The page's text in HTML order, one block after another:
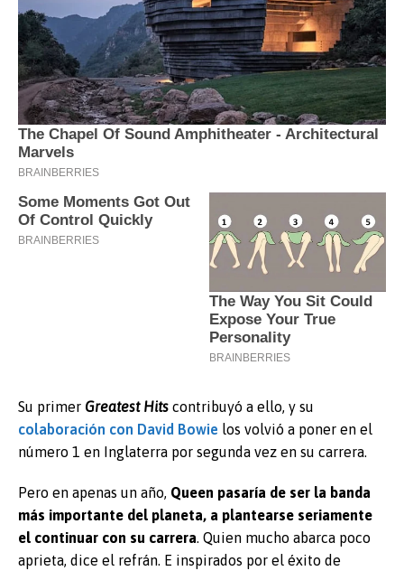
Su primer Greatest Hits contribuyó a ello, y su
colaboración con David Bowie los volvió a poner en el
número 1 en Inglaterra por segunda vez en su carrera.
Pero en apenas un año, Queen pasaría de ser la banda
más importante del planeta, a plantearse seriamente
el continuar con su carrera. Quien mucho abarca poco
aprieta, dice el refrán. E inspirados por el éxito de